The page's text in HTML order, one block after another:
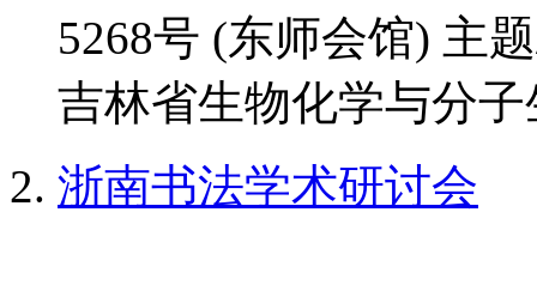
5268号 (东师会馆) 主
吉林省生物化学与分
浙南书法学术研讨会